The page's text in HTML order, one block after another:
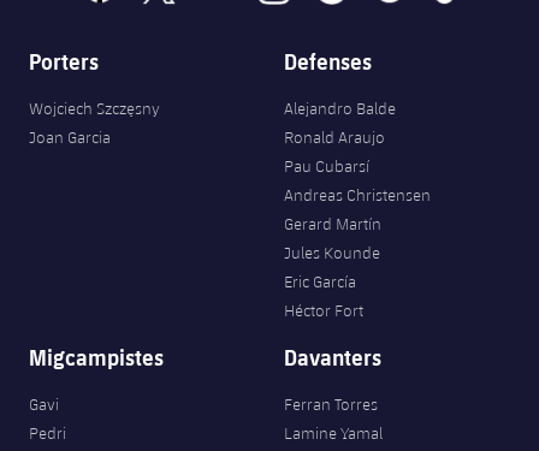
Porters
Wojciech Szczęsny
Joan Garcia
Defenses
Alejandro Balde
Ronald Araujo
Pau Cubarsí
Andreas Christensen
Gerard Martín
Jules Kounde
Eric García
Héctor Fort
Migcampistes
Gavi
Pedri
Davanters
Ferran Torres
Lamine Yamal